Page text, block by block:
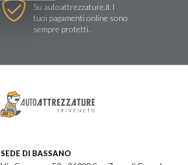
Su autoattrezzature.it I
tuoi pagamenti online sono
sempre protetti.
SEDE DI BASSANO